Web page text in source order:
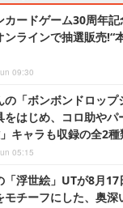
カードゲーム30周年
ンラインで抽選販売!“
09:30
の「ボンボンドロッ
をはじめ、コロ助やパ
キャラも収録の全2種
05:15
「浮世絵」UTが8月
モチーフにした、奥深